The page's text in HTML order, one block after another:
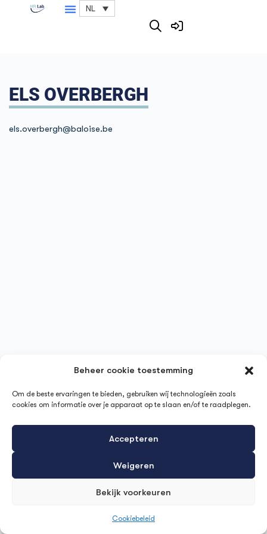
Beheer cookie toestemming
Om de beste ervaringen te bieden, gebruiken wij technologieën zoals
cookies om informatie over je apparaat op te slaan en/of te raadplegen.
Accepteren
Weigeren
Bekijk voorkeuren
Cookiebeleid
NL
ELS OVERBERGH
els.overbergh@baloise.be